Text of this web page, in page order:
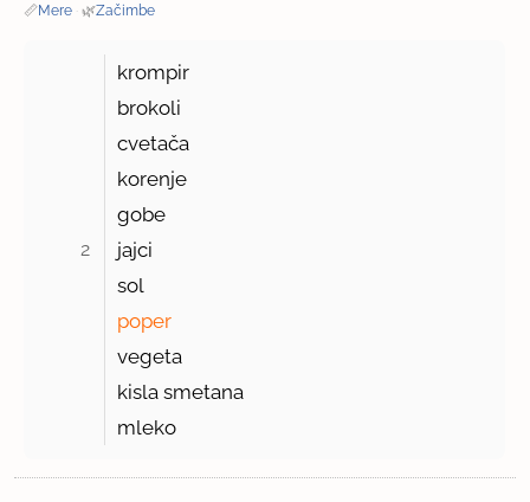
📏Mere · 🌿Začimbe
krompir
brokoli
cvetača
korenje
gobe
2
jajci
sol
poper
vegeta
kisla smetana
mleko